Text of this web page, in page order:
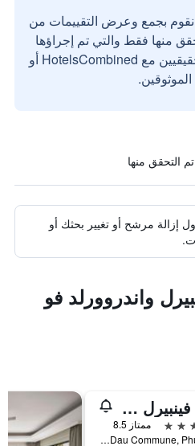
نقوم بجمع وعرض التقييمات من
منها فقط والتي تم إجراؤها
بواسطة مستخدمين حقيقيين مع HotelsCombined أو
إزالة مرشح أو تغيير بحثك أو
واندروورلد فو
ميليا فينبيرل فو كوك
ممتاز 8.5
Bai Dai Area, Ganh Dau Commune, Phu Quoc, فيتنام